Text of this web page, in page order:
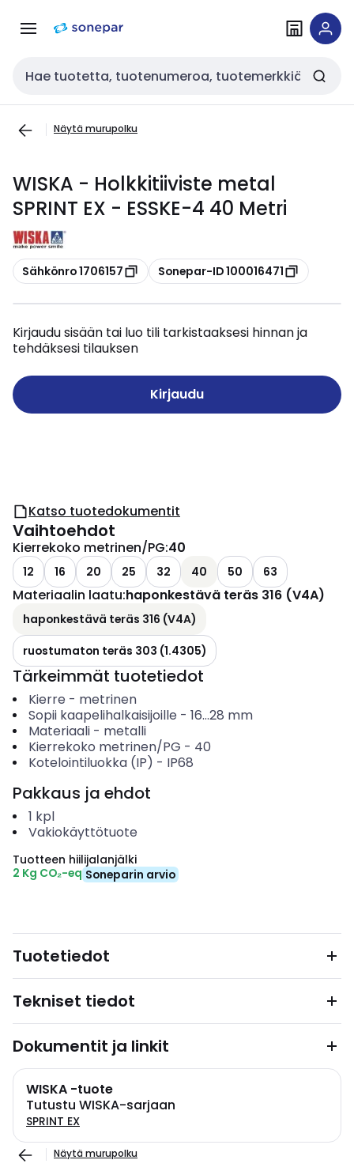
navigointiinsisältöön
Haku
Näytä murupolku
WISKA - Holkkitiiviste metal
SPRINT EX - ESSKE-4 40 Metri
Kopioi
Sähkönro 1706157 Kopioi
Sonepar-ID 100016471
Kirjaudu sisään tai luo tili tarkistaaksesi hinnan ja
tehdäksesi tilauksen
Kirjaudu
Katso tuotedokumentit
Vaihtoehdot
Kierrekoko metrinen/PG:40
12 16 20 25 32 40 50 63
Materiaalin laatu:haponkestävä teräs 316 (V4A)
haponkestävä teräs 316 (V4A)
ruostumaton teräs 303 (1.4305)
Tärkeimmät tuotetiedot
Kierre - metrinen
Sopii kaapelihalkaisijoille - 16...28 mm
Materiaali- metalli
Kierrekoko metrinen/PG - 40
Kotelointiluokka (IP) - IP68
Pakkaus ja ehdot
1 kpl
Vakiokäyttötuote
Tuotteen hiilijalanjälki
2 Kg CO₂-eq Soneparin arvio
Tuotetiedot
Tekniset tiedot
Dokumentit ja linkit
WISKA -tuote
Tutustu WISKA-sarjaan
SPRINT EX
Näytä murupolku